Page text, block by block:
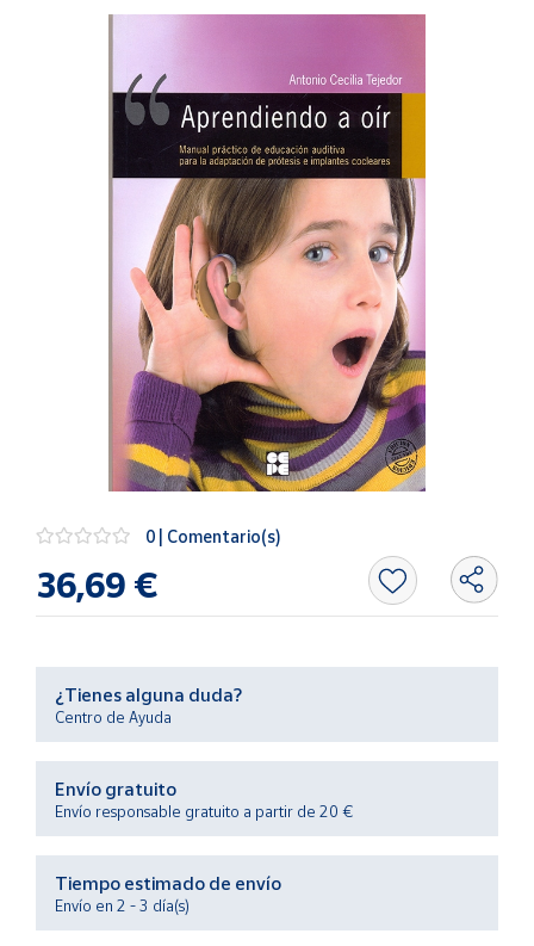
Market
Productos
Solidarios
Ayuda
Centro
de ayuda
Contacto
Vendedores
0 | Comentario(s)
36,69 €
¿Tienes alguna duda?
Centro de Ayuda
Envío gratuito
Envío responsable gratuito a partir de 20 €
Tiempo estimado de envío
Envío en 2 - 3 día(s)